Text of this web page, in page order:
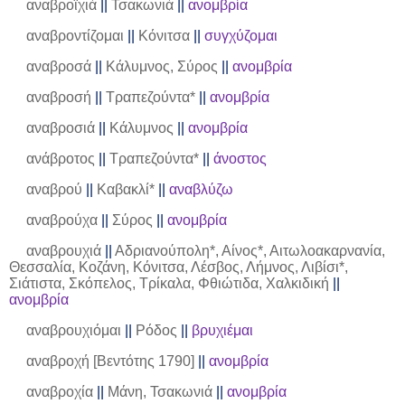
αναβροϊχιά|| Τσακωνιά|| ανομβρία
αναβροντίζομαι
Κόνιτσα|| συγχύζομαι
αναβροσά|| Κάλυμνος, Σύρος
ανομβρία
αναβροσή
Τραπεζούντα*|| ανομβρία
αναβροσιά|| Κάλυμνος
ανομβρία
ανάβροτος
Τραπεζούντα*|| άνοστος
αναβρού
Καβακλί*|| αναβλύζω
αναβρούχα|| Σύρος
ανομβρία
αναβρουχιά|| Αδριανούπολη*, Αίνος*, Αιτωλοακαρνανία,
Θεσσαλία, Κοζάνη, Κόνιτσα, Λέσβος, Λήμνος, Λιβίσι*,
Σιάτιστα, Σκόπελος, Τρίκαλα, Φθιώτιδα, Χαλκιδική
ανομβρία
αναβρουχιόμαι
Ρόδος
βρυχιέμαι
αναβροχή [Βεντότης 1790]
ανομβρία
αναβροχία|| Μάνη, Τσακωνιά|| ανομβρία